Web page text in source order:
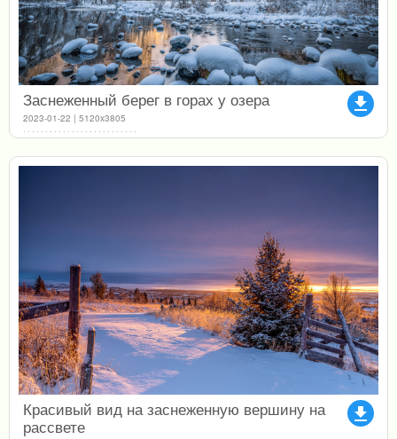
file_download
Заснеженный берег в горах у озера
2023-01-22 | 5120x3805
file_download
Красивый вид на заснеженную вершину на
рассвете